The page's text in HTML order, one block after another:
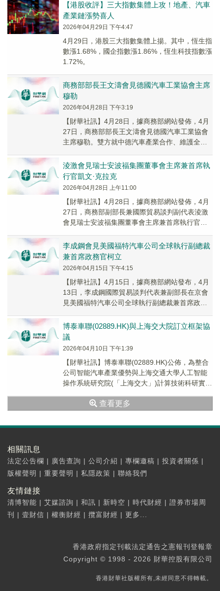
【港股收評】三大指數集體上攻！地產、汽車
產業鏈漲勢喜人
2026年04月29日 下午4:47
4月29日，港股三大指數集體上揚。其中，恆生指
數漲1.68%，國企指數漲1.86%，恆生科技指數漲
1.72%。
商務部部長王文濤會見德國汽車工業協會主席
穆勒
2026年04月28日 下午3:19
【財華社訊】4月28日，據商務部網站發佈，4月
27日，商務部部長王文濤會見德國汽車工業協會
主席穆勒。雙方就中德汽車產業合作、維護全球
進行交流。
淩激會見瑞士安波福集團董事會主席兼首席執
行官凱文·克拉克
2026年04月28日 上午11:00
【財華社訊】4月28日，據商務部網站發佈，4月
27日，商務部副部長兼國際貿易談判副代表淩激
會見瑞士安波福集團董事會主席兼首席執行官凱
汽...
李成鋼會見美國福特汽車公司全球執行副總裁
兼首席政務官柯立
2026年04月15日 下午4:15
【財華社訊】4月15日，據商務部網站發布，4月
13日，李成鋼國際貿易談判代表兼副部長在京會
見美國福特汽車公司全球執行副總裁兼首席政務
展等...
博泰車聯(02889.HK)與上海交大院訂立框架協
議
2026年04月10日 下午1:39
​【財華社訊】博泰車聯(02889.HK)公佈，為整合
公司智能汽車產業優勢與上海交通大學人工智能
操作系統研究院(「上海交大」)計算技術科研實
查看更多
相關訊息
法定公告欄 | 廣告查詢 | 公司介紹 | 專欄邀稿 | 投資者關係 |
版權聲明 | 重要聲明 | 私隱政策 | 聯絡我們
友情鏈接
清博智能 | 艾媒諮詢 | 和訊 | 新時空 | 時代財經 | 證券市場周
刊
| 壹財信 | 權衡財經 | 攬富財經 | 更多...
香港政府指定刊載法定通告之憲報刊登報章
Copyright © 1998 - 2026 財華控股有限公司
香港財華社版權所有,未經同意不得轉載。